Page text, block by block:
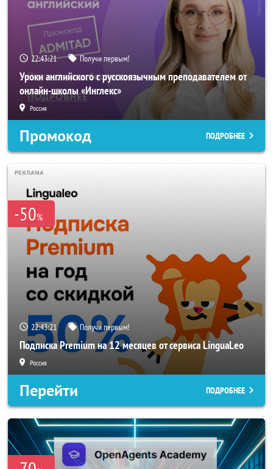
22:43:20 Получи первым!
Уроки английского с русскоязычным преподавателем от
онлайн-школы «Инглекс»
Россия
Промокод ПОДРОБНЕЕ
-50%
22:43:20 Получи первым!
Подписка Premium на 12 месяцев от сервиса LinguaLeo
Россия
Перейти ПОДРОБНЕЕ